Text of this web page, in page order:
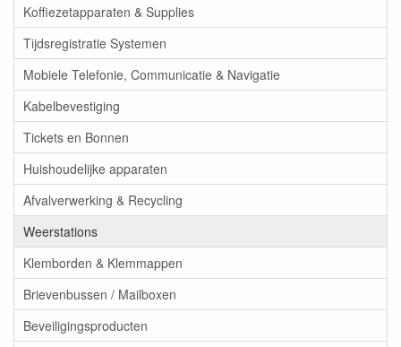
Koffiezetapparaten & Supplies
Tijdsregistratie Systemen
Mobiele Telefonie, Communicatie & Navigatie
Kabelbevestiging
Tickets en Bonnen
Huishoudelijke apparaten
Afvalverwerking & Recycling
Weerstations
Klemborden & Klemmappen
Brievenbussen / Mailboxen
Beveiligingsproducten